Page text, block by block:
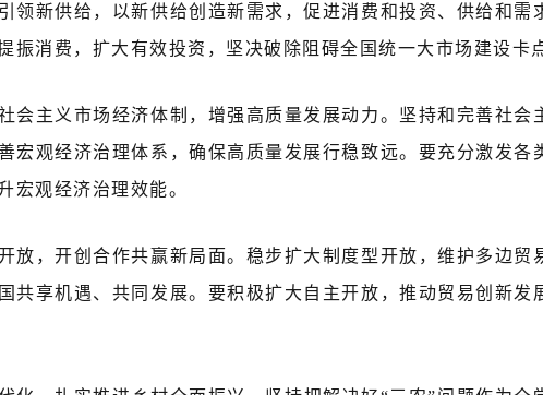
领新供给，以新供给创造新需求，促进消费和投资、供给和需
振消费，扩大有效投资，坚决破除阻碍全国统一大市场建设卡
会主义市场经济体制，增强高质量发展动力。坚持和完善社会
宏观经济治理体系，确保高质量发展行稳致远。要充分激发各
宏观经济治理效能。
放，开创合作共赢新局面。稳步扩大制度型开放，维护多边贸
共享机遇、共同发展。要积极扩大自主开放，推动贸易创新发